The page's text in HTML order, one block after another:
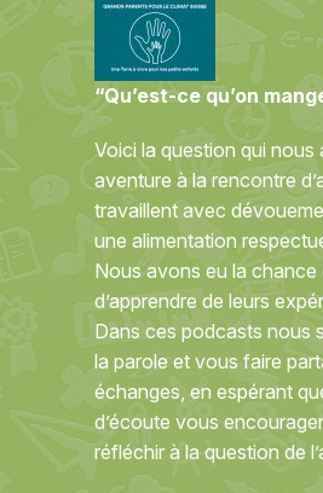
“Qu’est-ce qu’on
Voici la question qui nous
aventure à la rencontre
travaillent avec
une alimentation
Nous avons eu la
d’apprendre de leurs
Dans ces podcasts nous
la parole et vous faire
échanges, en espérant
d’écoute vous
réfléchir à la question de